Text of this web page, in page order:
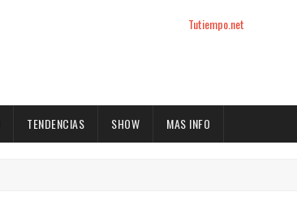
Tutiempo.net
TENDENCIAS SHOW MAS INFO